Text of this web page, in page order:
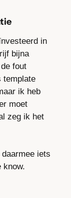
in
bijna
fout
template
ik heb
moet
zeg ik het
iets
know.